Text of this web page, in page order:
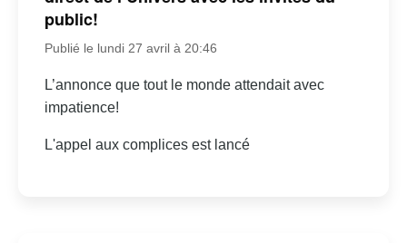
public!
Publié le lundi 27 avril à 20:46
L’annonce que tout le monde attendait avec
impatience!
L'appel aux complices est lancé